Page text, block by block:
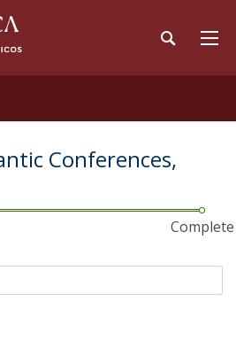
Conferences,
Complete